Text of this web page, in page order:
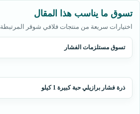
تسوق ما يناسب هذا المقال
اختيارات سريعة من منتجات فلافي شوقر
تسوق مستلزمات الفشار
ذرة فشار برازيلي حبة كبيرة 1 كيلو